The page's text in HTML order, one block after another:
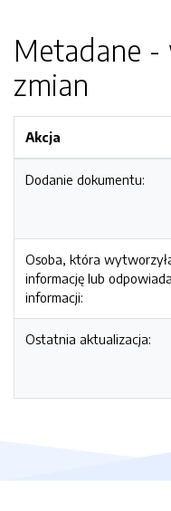
Metadane -
zmian
Akcja
Dodanie dokumentu:
Osoba, która
informację lub
informacji:
Ostatnia aktualizacja: